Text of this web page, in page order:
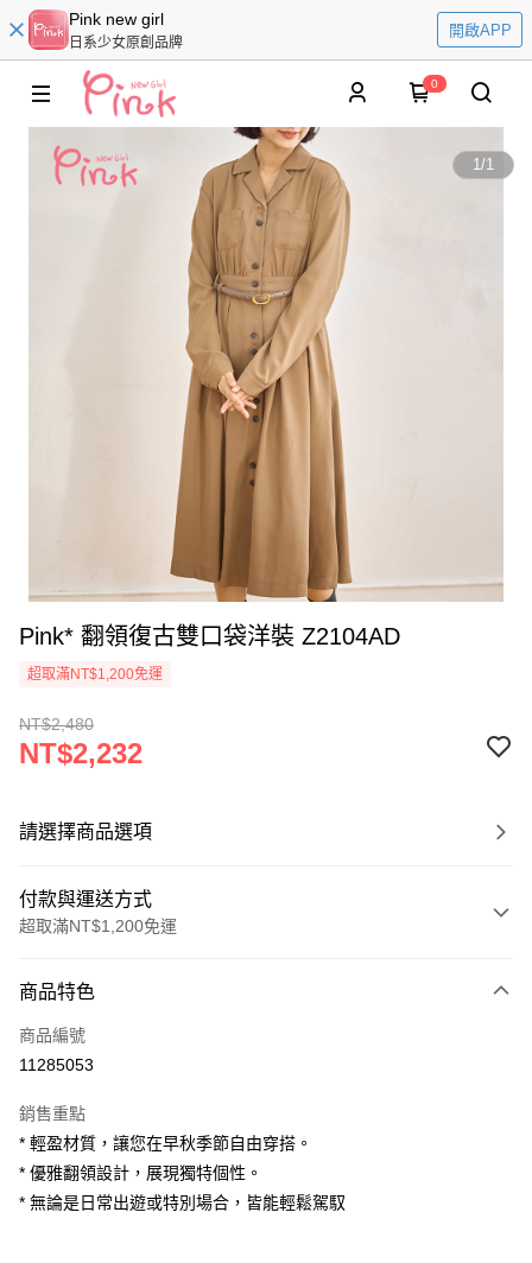
Pink new girl
日系少女原創品牌
開啟APP
0
1/1
Pink* 翻領復古雙口袋洋裝 Z2104AD
超取滿NT$1,200免運
NT$2,480
NT$2,232
請選擇商品選項
付款與運送方式
超取滿NT$1,200免運
信用卡一次付款
超商取貨付款
Apple Pay
街口支付
商品特色
商品編號
11285053
銷售重點
* 輕盈材質，讓您在早秋季節自由穿搭。
* 優雅翻領設計，展現獨特個性。
* 無論是日常出遊或特別場合，皆能輕鬆駕馭